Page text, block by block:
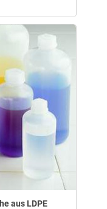
aus LDPE